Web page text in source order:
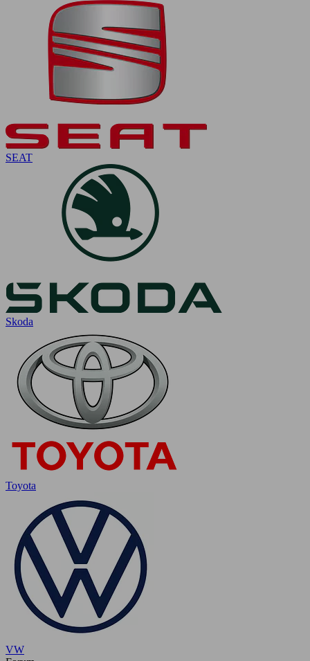
SEAT
Skoda
Toyota
VW